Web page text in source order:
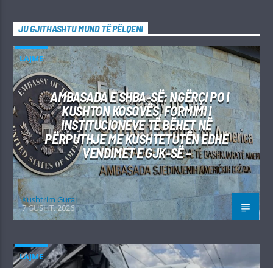
JU GJITHASHTU MUND TË PËLQENI
LAJME
AMBASADA E SHBA-SË: NGËRÇI PO I
KUSHTON KOSOVËS, FORMIMI I
INSTITUCIONEVE TË BËHET NË
PËRPUTHJE ME KUSHTETUTËN EDHE
VENDIMET E GJK-SË –
Kushtrim Guraj
7 GUSHT, 2026
LAJME